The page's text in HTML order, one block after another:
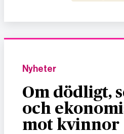
Nyheter
Om dödligt,
och
mot kvinnor